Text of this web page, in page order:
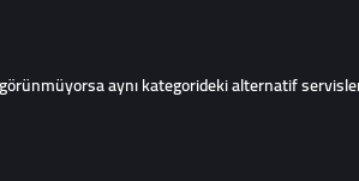
aynı kategorideki alternatif